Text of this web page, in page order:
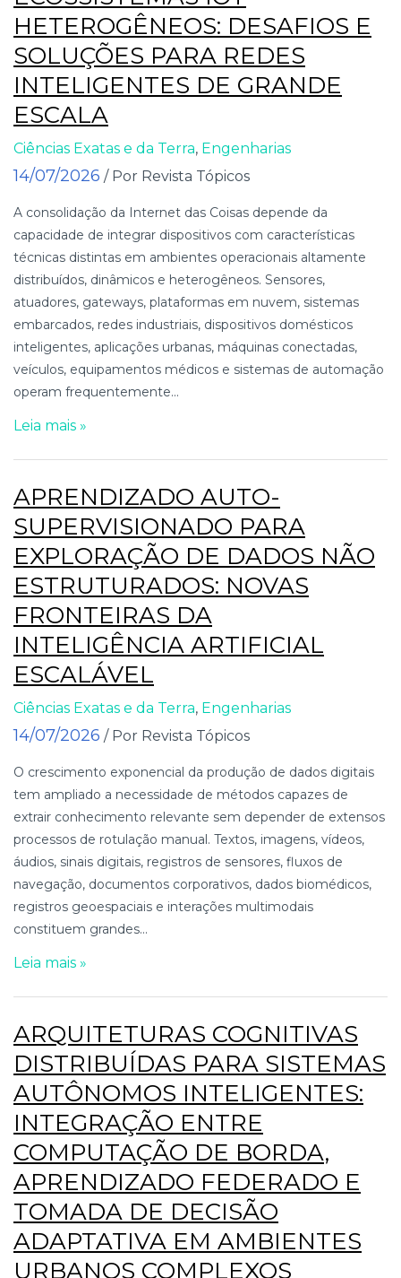
HETEROGÊNEOS: DESAFIOS E
SOLUÇÕES PARA REDES
INTELIGENTES DE GRANDE
ESCALA
Ciências Exatas e da Terra, Engenharias
14/07/2026 / Por Revista Tópicos
A consolidação da Internet das Coisas depende da
capacidade de integrar dispositivos com características
técnicas distintas em ambientes operacionais altamente
distribuídos, dinâmicos e heterogêneos. Sensores,
atuadores, gateways, plataformas em nuvem, sistemas
embarcados, redes industriais, dispositivos domésticos
inteligentes, aplicações urbanas, máquinas conectadas,
veículos, equipamentos médicos e sistemas de automação
operam frequentemente...
Leia mais »
APRENDIZADO AUTO-
SUPERVISIONADO PARA
EXPLORAÇÃO DE DADOS NÃO
ESTRUTURADOS: NOVAS
FRONTEIRAS DA
INTELIGÊNCIA ARTIFICIAL
ESCALÁVEL
Ciências Exatas e da Terra, Engenharias
14/07/2026 / Por Revista Tópicos
O crescimento exponencial da produção de dados digitais
tem ampliado a necessidade de métodos capazes de
extrair conhecimento relevante sem depender de extensos
processos de rotulação manual. Textos, imagens, vídeos,
áudios, sinais digitais, registros de sensores, fluxos de
navegação, documentos corporativos, dados biomédicos,
registros geoespaciais e interações multimodais
constituem grandes...
Leia mais »
ARQUITETURAS COGNITIVAS
DISTRIBUÍDAS PARA SISTEMAS
AUTÔNOMOS INTELIGENTES:
INTEGRAÇÃO ENTRE
COMPUTAÇÃO DE BORDA,
APRENDIZADO FEDERADO E
TOMADA DE DECISÃO
ADAPTATIVA EM AMBIENTES
URBANOS COMPLEXOS